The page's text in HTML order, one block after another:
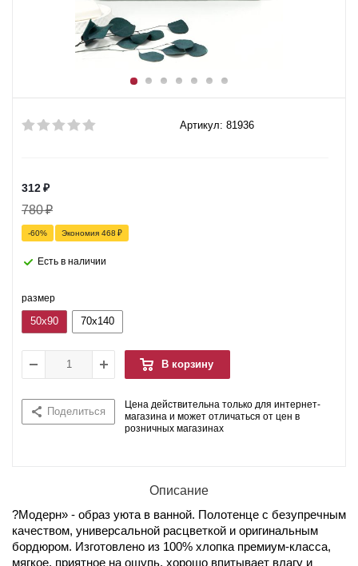
Артикул: 81936
312₽
780₽
-60% Экономия 468 ₽
Есть в наличии
размер
50x90 70x140
В корзину
Поделиться
Цена действительна только для интернет-
магазина и может отличаться от цен в
розничных магазинах
Описание
?Модерн» - образ уюта в ванной. Полотенце с безупречным
качеством, универсальной расцветкой и оригинальным
бордюром. Изготовлено из 100% хлопка премиум-класса,
мягкое, приятное на ощупь, хорошо впитывает влагу и